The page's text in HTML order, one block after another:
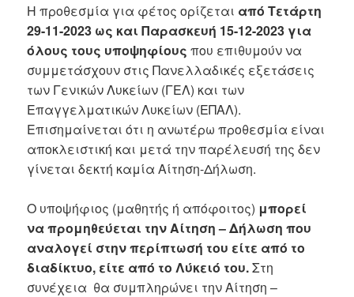
Η προθεσμία για φέτος ορίζεται από Τετάρτη
29-11-2023 ως και Παρασκευή 15-12-2023 για
όλους τους υποψηφίουςπου επιθυμούν να
συμμετάσχουν στις Πανελλαδικές εξετάσεις
των Γενικών Λυκείων (ΓΕΛ) και των
Επαγγελματικών Λυκείων (ΕΠΑΛ).
Επισημαίνεται ότι η ανωτέρω προθεσμία είναι
αποκλειστική και μετά την παρέλευσή της δεν
γίνεται δεκτή καμία Αίτηση-Δήλωση.
Ο υποψήφιος (μαθητής ή απόφοιτος) μπορεί
να προμηθεύεται την Αίτηση – Δήλωση που
αναλογεί στην περίπτωσή του είτε από το
διαδίκτυο, είτε από το Λύκειό του.Στη
συνέχεια θα συμπληρώνει την Αίτηση –